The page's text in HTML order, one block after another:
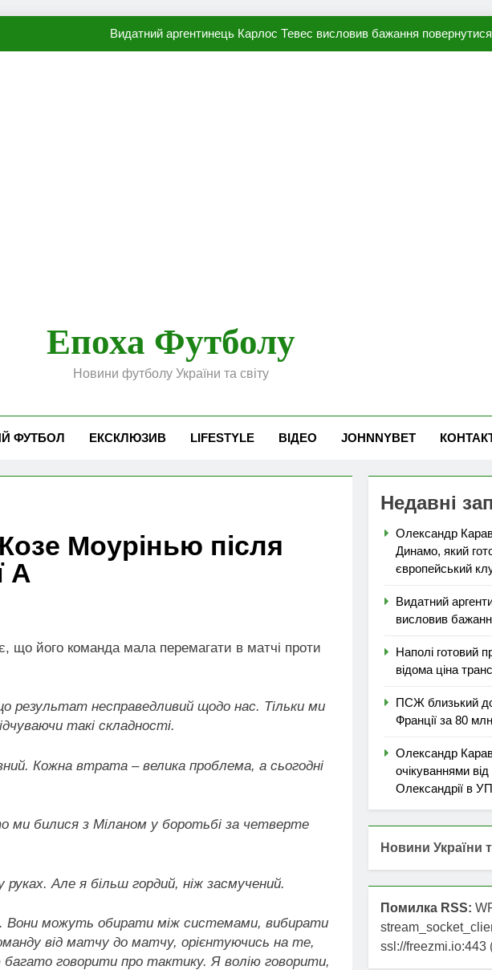
Видатний аргентинець Карлос Тевес висловив бажання
Епоха Футболу
Новини футболу України та світу
ФУТБОЛ ЕКСКЛЮЗИВ LIFESTYLE ВІДЕО JOHNNYBET
Моурінью після
А
що його команда мала перемагати в матчі проти
результат несправедливий щодо нас. Тільки ми
такі складності.
Кожна втрата – велика проблема, а сьогодні
ми билися з Міланом у боротьбі за четверте
Але я більш гордий, ніж засмучений.
Вони можуть обирати між системами, вибирати
від матчу до матчу, орієнтуючись на те,
говорити про тактику. Я волію говорити,
Недавні
Олександр
Динамо, який
європейський
Видатний
висловив
Наполі готовий
відома ціна
ПСЖ близький до
Франції за 80
Олександр
очікуваннями
Олександрії в
Новини України
Помилка RSS:
ssl://freezmi.io:443